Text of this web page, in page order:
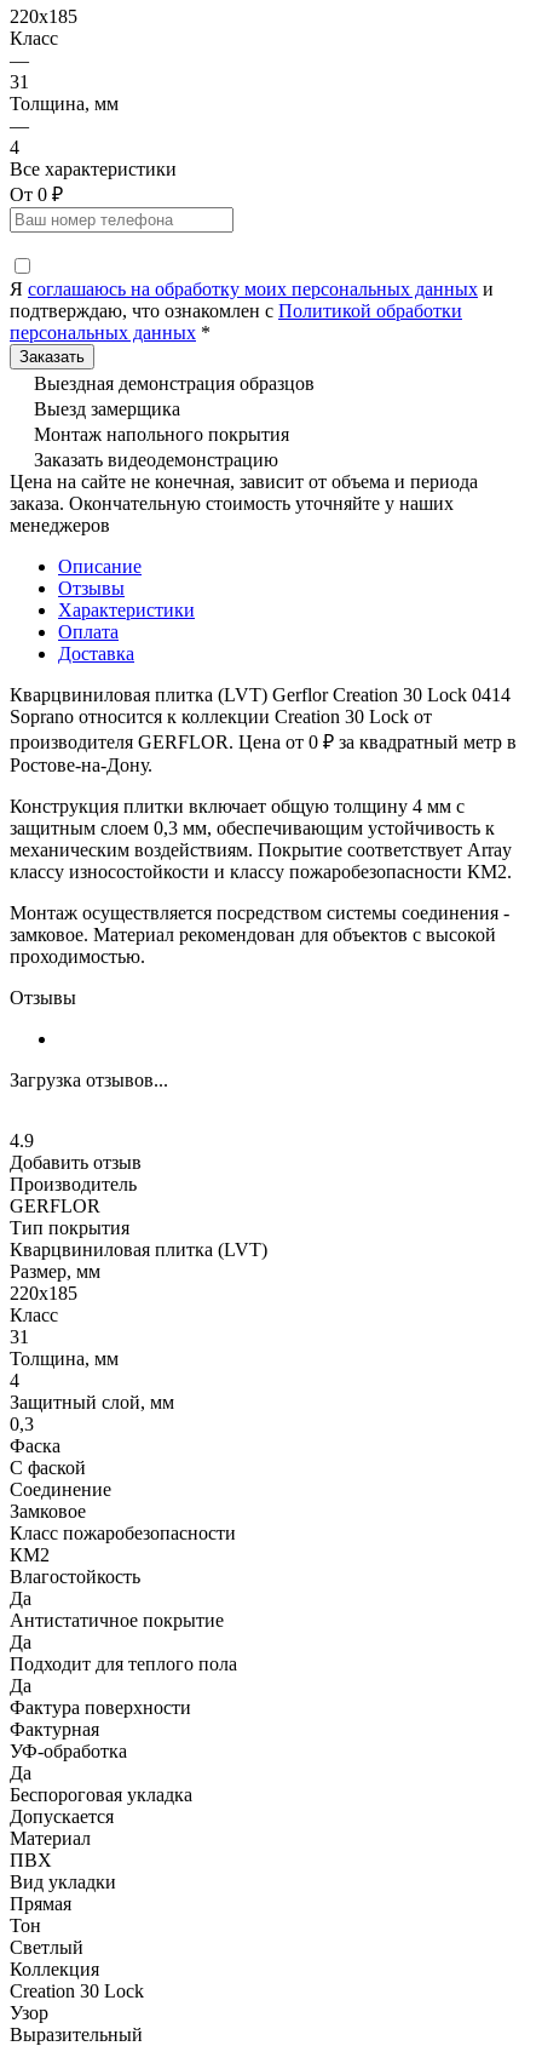
220x185
Класс
—
31
Толщина, мм
—
4
Все характеристики
От 0 ₽
Я соглашаюсь на обработку моих персональных данных и
подтверждаю, что ознакомлен с Политикой обработки
персональных данных *
Выездная демонстрация образцов
Выезд замерщика
Монтаж напольного покрытия
Заказать видеодемонстрацию
Цена на сайте не конечная, зависит от объема и периода
заказа. Окончательную стоимость уточняйте у наших
менеджеров
Описание
Отзывы
Характеристики
Оплата
Доставка
Кварцвиниловая плитка (LVT) Gerflor Creation 30 Lock 0414
Soprano относится к коллекции Creation 30 Lock от
производителя GERFLOR. Цена от 0 ₽ за квадратный метр в
Ростове-на-Дону.
Конструкция плитки включает общую толщину 4 мм с
защитным слоем 0,3 мм, обеспечивающим устойчивость к
механическим воздействиям. Покрытие соответствует Array
классу износостойкости и классу пожаробезопасности КМ2.
Монтаж осуществляется посредством системы соединения -
замковое. Материал рекомендован для объектов с высокой
проходимостью.
Отзывы
Загрузка отзывов...
4.9
Добавить отзыв
Производитель
GERFLOR
Тип покрытия
Кварцвиниловая плитка (LVT)
Размер, мм
220x185
Класс
31
Толщина, мм
4
Защитный слой, мм
0,3
Фаска
С фаской
Соединение
Замковое
Класс пожаробезопасности
КМ2
Влагостойкость
Да
Антистатичное покрытие
Да
Подходит для теплого пола
Да
Фактура поверхности
Фактурная
УФ-обработка
Да
Беспороговая укладка
Допускается
Материал
ПВХ
Вид укладки
Прямая
Тон
Светлый
Коллекция
Creation 30 Lock
Узор
Выразительный